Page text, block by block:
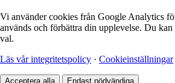
Vi använder cookies från Google Analytics
används och förbättra din upplevelse. Du
val.
Läs vår integritetspolicy · Cookieinställningar
Acceptera alla Endast nödvändiga